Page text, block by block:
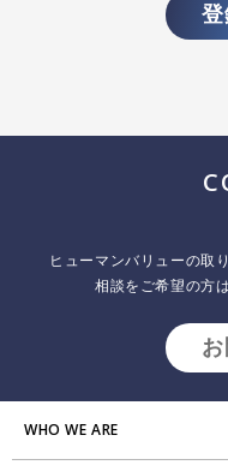
登
ヒューマンバリューの取
相談をご希望の方
WHO WE ARE